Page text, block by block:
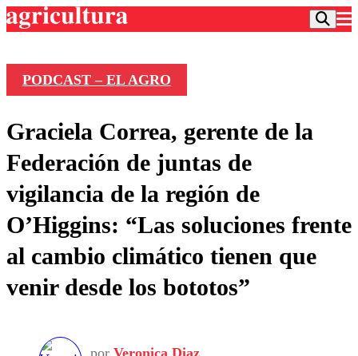
Frecuencias
Agricultura TV
Deportes
Colo Colo
Motor
Otros Deportes
Seleccion Chilena
Torneo Internacional
Universidad de Chile
Entretención
Noticias
Dato Practico
Economía
Internacional
Sustentabilidad
Vida Social
Publicaciones en medios
Opinión
Programas
PODCAST – EL AGRO
Graciela Correa, gerente de la
Federación de juntas de
vigilancia de la región de
O’Higgins: “Las soluciones frente
al cambio climático tienen que
venir desde los bototos”